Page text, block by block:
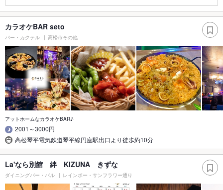
カラオケBAR seto
バー・カクテル 高松市その他
アットホームなカラオケBAR♪
2001～3000円
高松琴平電気鉄道琴平線円座駅出口より徒歩約10分
La'なら別館 絆 KIZUNA きずな
ダイニングバー・バル レインボー・サンフラワー通り